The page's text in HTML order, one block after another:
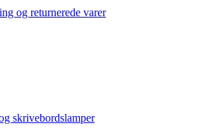
og returnerede varer
skrivebordslamper